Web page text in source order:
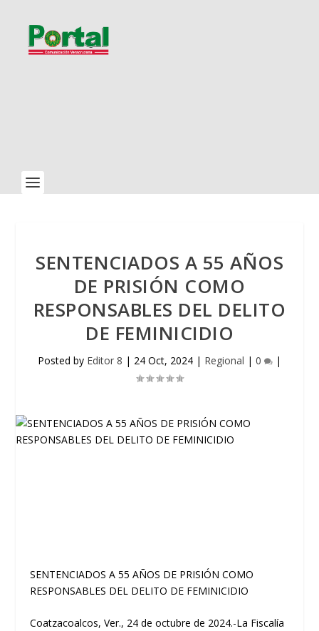
SENTENCIADOS A 55 AÑOS
DE PRISIÓN COMO
RESPONSABLES DEL DELITO
DE FEMINICIDIO
Posted by Editor 8 | 24 Oct, 2024 | Regional | 0 |
SENTENCIADOS A 55 AÑOS DE PRISIÓN COMO
RESPONSABLES DEL DELITO DE FEMINICIDIO
Coatzacoalcos, Ver., 24 de octubre de 2024.-La Fiscalía